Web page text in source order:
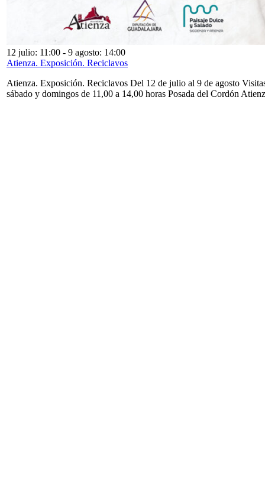
12 julio: 11:00 - 9 agosto: 14:00
Atienza. Exposición. Reciclavos
Atienza. Exposición. Reciclavos Del 12 de julio al 9 de agosto
sábado y domingos de 11,00 a 14,00 horas Posada del Cordón